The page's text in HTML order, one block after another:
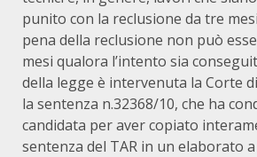
punito con la reclusione da tre
pena della reclusione non può
mesi qualora l’intento sia
della legge è intervenuta la Corte
la sentenza n.32368/10, che ha
candidata per aver copiato
sentenza del TAR in un elaborato